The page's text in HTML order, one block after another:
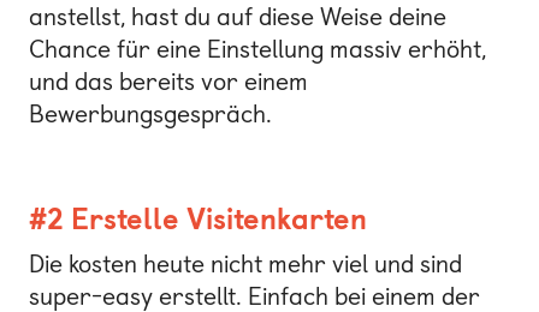
anstellst, hast du auf diese Weise deine
Chance für eine Einstellung massiv erhöht,
und das bereits vor einem
Bewerbungsgespräch.
#2 Erstelle Visitenkarten
Die kosten heute nicht mehr viel und sind
super-easy erstellt. Einfach bei einem der